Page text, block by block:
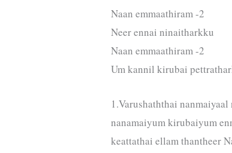
Naan emmaathiram -2
Neer ennai ninaitharkku
Naan emmaathiram -2
Um kannil kirubai
1.Varushaththai
nanamaiyum kirubaiyum
keattathai ellam thantheer